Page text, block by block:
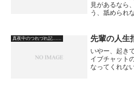
見があるなら
う、舐められ
アリかもしれ
いるときに、
真夜中のつれづれ記…… 先輩の人生
いやー、起き
イブチャット
なってくれな